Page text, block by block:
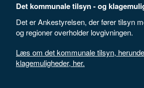
Det kommunale tilsyn - og
Det er Ankestyrelsen, der fører tilsyn
og regioner overholder lovgivningen.
Læs om det kommunale tilsyn,
klagemuligheder, her.